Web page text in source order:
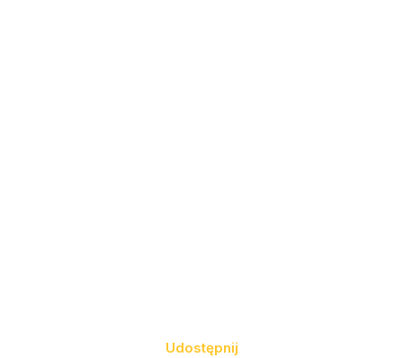
Udostępnij